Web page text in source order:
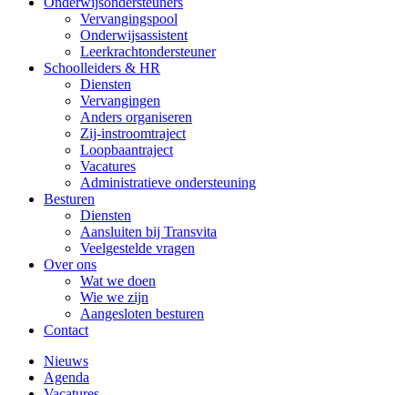
Vervangingspool
Onderwijsassistent
Leerkrachtondersteuner
Schoolleiders & HR
Diensten
Vervangingen
Anders organiseren
Zij-instroomtraject
Loopbaantraject
Vacatures
Administratieve ondersteuning
Besturen
Diensten
Aansluiten bij Transvita
Veelgestelde vragen
Over ons
Wat we doen
Wie we zijn
Aangesloten besturen
Contact
Nieuws
Agenda